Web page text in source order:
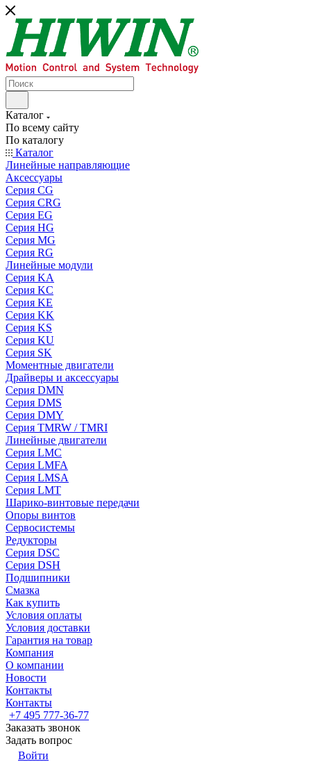
Каталог
По всему сайту
По каталогу
Каталог
Линейные направляющие
Аксессуары
Серия CG
Серия CRG
Серия EG
Серия HG
Серия MG
Серия RG
Линейные модули
Серия KA
Серия KC
Серия KE
Серия KK
Серия KS
Серия KU
Серия SK
Моментные двигатели
Драйверы и аксессуары
Серия DMN
Серия DMS
Серия DMY
Серия TMRW / TMRI
Линейные двигатели
Серия LMC
Серия LMFA
Серия LMSA
Серия LMT
Шарико-винтовые передачи
Опоры винтов
Сервосистемы
Редукторы
Серия DSC
Серия DSH
Подшипники
Смазка
Как купить
Условия оплаты
Условия доставки
Гарантия на товар
Компания
О компании
Новости
Контакты
Контакты
+7 495 777-36-77
Заказать звонок
Задать вопрос
Войти